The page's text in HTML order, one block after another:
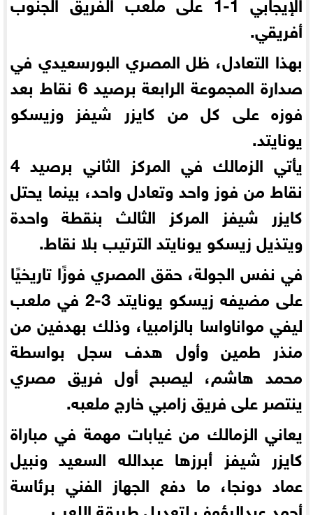
أفريقي.
بهذا التعادل، ظل المصري البورسعيدي في
صدارة المجموعة الرابعة برصيد 6 نقاط بعد
فوزه على كل من كايزر شيفز وزيسكو
يونايتد .
يأتي الزمالك في المركز الثاني برصيد 4
نقاط من فوز واحد وتعادل واحد، بينما يحتل
كايزر شيفز المركز الثالث بنقطة واحدة
ويتذيل زيسكو يونايتد الترتيب بلا نقاط.
في نفس الجولة، حقق المصري فوزًا تاريخيًا
على مضيفه زيسكو يونايتد 3-2 في ملعب
ليفي مواناواسا بالزامبيا، وذلك بهدفين من
منذر طمين وأول هدف سجل بواسطة
محمد هاشم، ليصبح أول فريق مصري
ينتصر على فريق زامبي خارج ملعبه.
يعاني الزمالك من غيابات مهمة في مباراة
كايزر شيفز أبرزها عبدالله السعيد ونبيل
عماد دونجا، ما دفع الجهاز الفني برئاسة